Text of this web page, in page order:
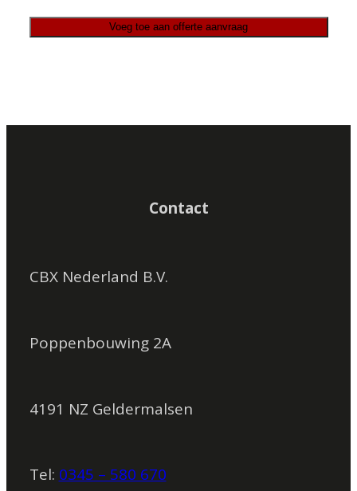
Voeg toe aan offerte aanvraag
Contact
CBX Nederland B.V.
Poppenbouwing 2A
4191 NZ Geldermalsen
Tel: 0345 – 580 670